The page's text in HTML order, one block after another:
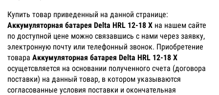
Купить товар приведенный на данной странице:
Аккумуляторная батарея Delta HRL 12-18 X на нашем сайте
по доступной цене можно связавшись с нами через заявку,
электронную почту или телефонный звонок. Приобретение
товара Аккумуляторная батарея Delta HRL 12-18 X
осущетсвляется на основании полученного счета (договора
поставки) на данный товар, в котором указываются
согласованные условия поставки и окончательная